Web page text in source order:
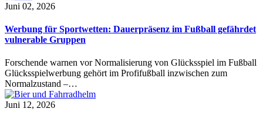
Juni 02, 2026
Werbung für Sportwetten: Dauerpräsenz im Fußball gefährdet
vulnerable Gruppen
Forschende warnen vor Normalisierung von Glücksspiel im Fußball
Glücksspielwerbung gehört im Profifußball inzwischen zum
Normalzustand –…
Juni 12, 2026